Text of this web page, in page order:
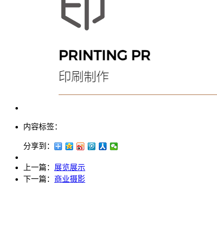
内容标签：
分享到：
上一篇： 展览展示
下一篇： 商业摄影